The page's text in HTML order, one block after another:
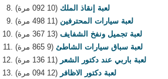
لعبة إنقاذ الملك (10 092 مرة)
لعبة سيارات المحترفين (11 498 مرة)
لعبة تجميل ونفخ الشفايف (13 367 مرة)
لعبة سباق سيارات الشاطئ (9 865 مرة)
لعبة باربي عند دكتور الشعر (11 136 مرة)
لعبة دكتور الاظافر (12 094 مرة)